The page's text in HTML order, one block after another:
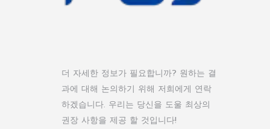
더 자세한 정보가 필요합니까? 원하는 결
과에 대해 논의하기 위해 저희에게 연락
하겠습니다. 우리는 당신을 도울 최상의
권장 사항을 제공 할 것입니다!